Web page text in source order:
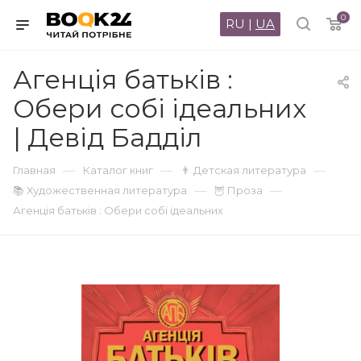
0
RU | UA
Агенція батьків :
Обери собі ідеальних
| Девід Бадділ
Главная — Каталог книг — 👨 Детская литература —
📚 Художественная литература — 🦉 Проза —
Агенція батьків : Обери собі ідеальних